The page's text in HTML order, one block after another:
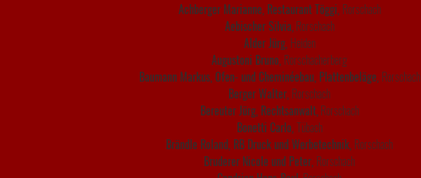
Achberger Marianne, Restaurant Töggi, Rorschach
Aebischer Silvia,Rorschach
Alder Jürg, Heiden
Augustoni Bruno, Rorschacherberg
Baumann Markus, Ofen- und Cheminéebau, Plattenbeläge, Rorschach
Berger Walter, Rorschach
Bereuter Jürg, Rechtsanwalt,Rorschach
Bonetti Carlo,Tübach
Brändle Roland, RB Druck und Werbetechnik, Rorschach
Bruderer Nicole und Peter, Rorschach